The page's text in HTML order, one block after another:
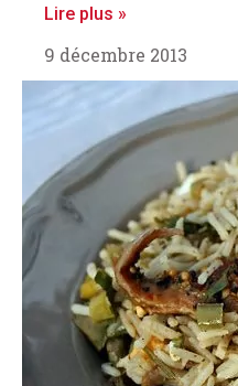
Lire plus »
9 décembre 2013